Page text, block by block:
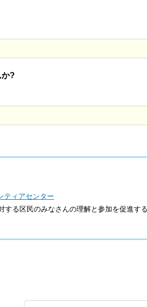
か?
ィアセンター
る区民のみなさんの理解と参加を促進す